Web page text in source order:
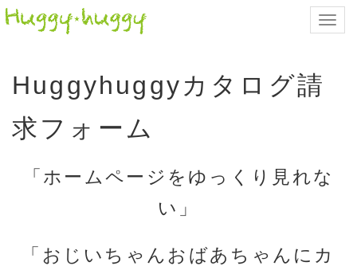
Huggyhuggyカタログ請
求フォーム
「ホームページをゆっくり見れな
い」
「おじいちゃんおばあちゃんにカ